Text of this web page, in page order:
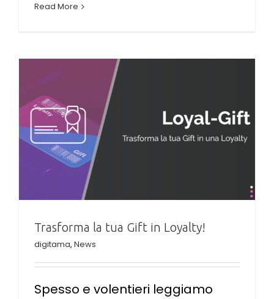
Read More
Trasforma la tua Gift in Loyalty!
digitama, News
Spesso e volentieri leggiamo